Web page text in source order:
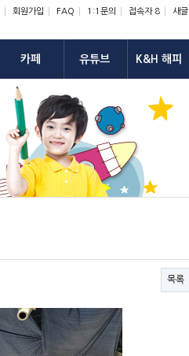
회원가입 FAQ 1:1문의 접속자 8 새글
카페 유튜브 K&H 해피
목록